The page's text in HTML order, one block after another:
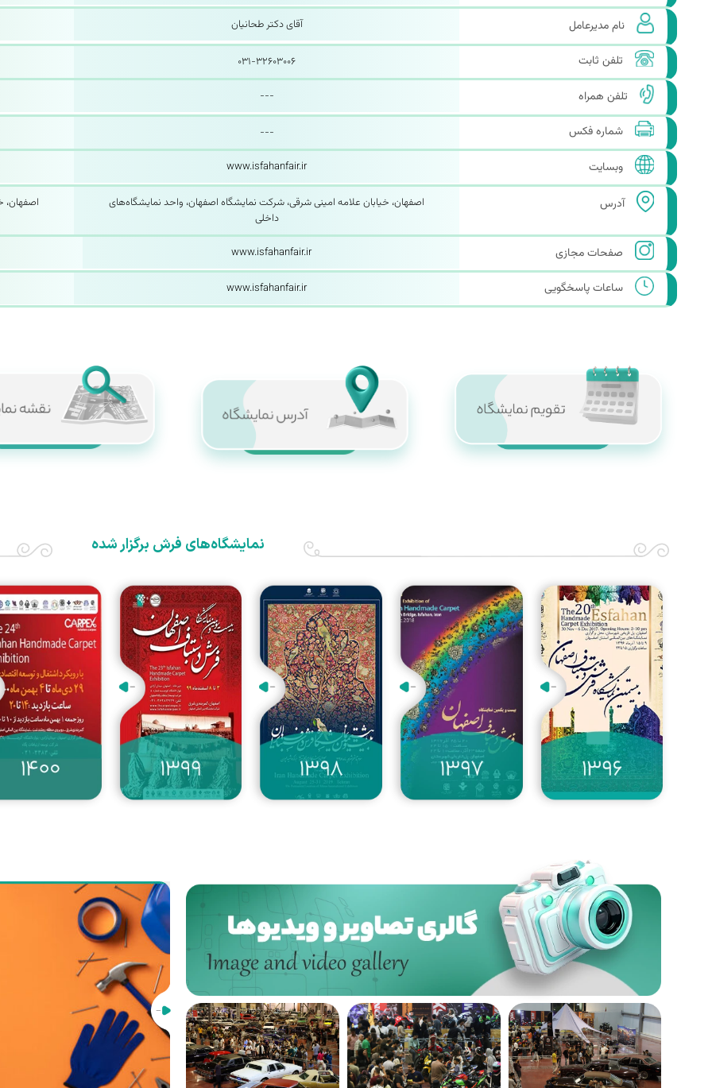
نام مدیرعامل آقای دکتر طحانیان
تلفن ثابت ۰۳۱-۳۲۶۰۳۰۰۶
تلفن همراه ---
شماره فکس ---
وبسایت www.isfahanfair.ir
آدرس
اصفهان، خیابان علامه امینی شرقی، شرکت نمایشگاه اصفهان، واحد نمایشگاه‌های
داخلی
اصفهان،
صفحات مجازی www.isfahanfair.ir
ساعات پاسخگویی www.isfahanfair.ir
نمایشگاه‌های فرش برگزار شده